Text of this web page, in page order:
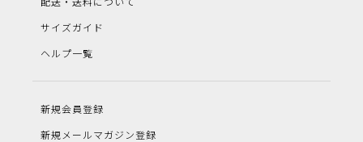
サイズガイド
ヘルプ一覧
新規会員登録
新規メールマガジン登録